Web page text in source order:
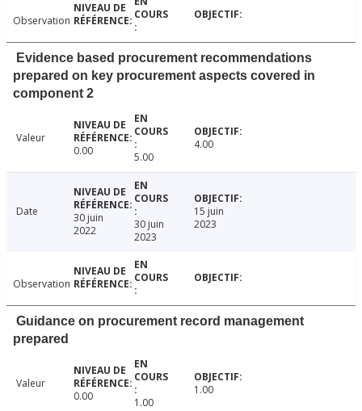
Observation
Evidence based procurement recommendations
prepared on key procurement aspects covered in
component 2
Valeur
0.00
5.00
4.00
Date
30 juin
2022
30 juin
2023
15 juin
2023
Observation
Guidance on procurement record management
prepared
Valeur
0.00
1.00
1.00